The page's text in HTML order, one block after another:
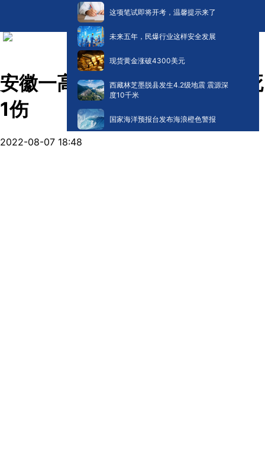
这项笔试即将开考，温馨提示来了
未来五年，民爆行业这样安全发展
现货黄金涨破4300美元
西藏林芝墨脱县发生4.2级地震 震源深
度10千米
国家海洋预报台发布海浪橙色警报
安徽一高速发生交通事故 致4死
1伤
2022-08-07 18:48